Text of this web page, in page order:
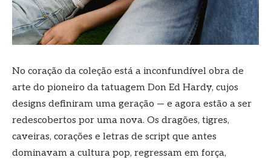
No coração da coleção está a inconfundível obra de
arte do pioneiro da tatuagem Don Ed Hardy, cujos
designs definiram uma geração — e agora estão a ser
redescobertos por uma nova. Os dragões, tigres,
caveiras, corações e letras de script que antes
dominavam a cultura pop, regressam em força,